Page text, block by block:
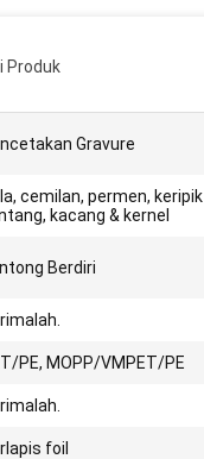
Produk
Gravure
cemilan, permen, keripik
kacang & kernel
Berdiri
PE, MOPP/VMPET/PE
foil